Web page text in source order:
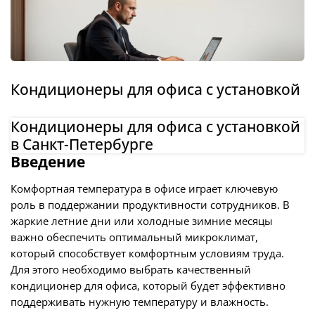
Кондиционеры для офиса с установкой
Кондиционеры для офиса с установкой
в Санкт-Петербурге
Введение
Комфортная температура в офисе играет ключевую
роль в поддержании продуктивности сотрудников. В
жаркие летние дни или холодные зимние месяцы
важно обеспечить оптимальный микроклимат,
который способствует комфортным условиям труда.
Для этого необходимо выбрать качественный
кондиционер для офиса, который будет эффективно
поддерживать нужную температуру и влажность.